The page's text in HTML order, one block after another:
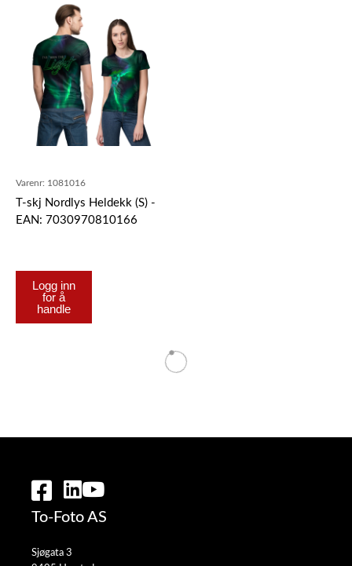
Varenr: 1081016
T-skj Nordlys Heldekk (S) -
EAN: 7030970810166
Logg inn
for å
handle
To-Foto AS
Sjøgata 3